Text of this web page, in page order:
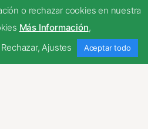
ra
o rechazar cookies en nuestra
Más Información,
Rechazar,Ajustes Aceptar todo